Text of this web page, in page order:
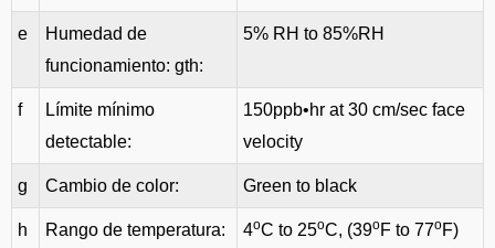
e
Humedad de
funcionamiento: gth:
5% RH to 85%RH
f
Límite mínimo
detectable:
150ppb•hr at 30 cm/sec face
velocity
g Cambio de color: Green to black
h Rango de temperatura: 4oC to 25oC, (39oF to 77oF)